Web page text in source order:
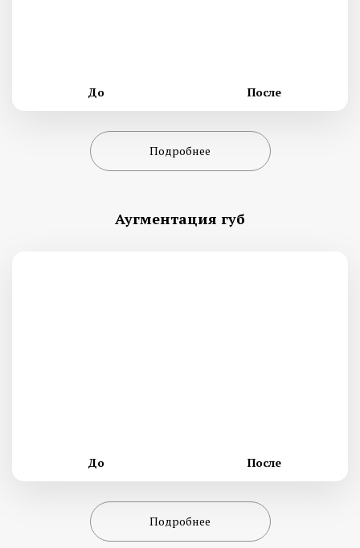
До После
Подробнее
Аугментация губ
До После
Подробнее